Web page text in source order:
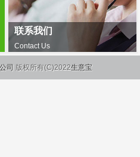
联系我们
Contact Us
司 版权所有(C)2022生意宝